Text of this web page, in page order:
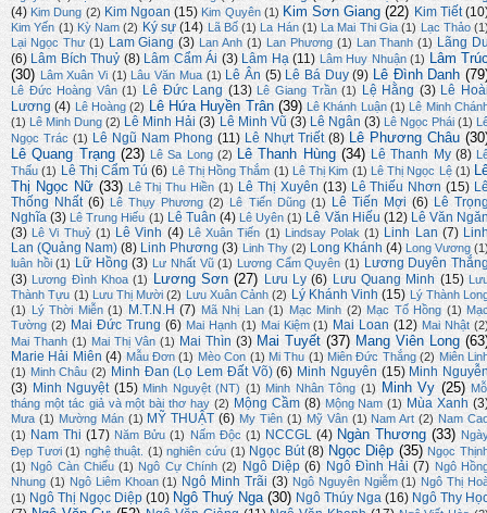
(4) Kim Dung (2) Kim Ngoan (15) Kim Quyên (1) Kim Sơn Giang (22) Kim Tiết
Kim Yến (1) Kỳ Nam (2) Ký sự (14) Lã Bố (1) La Hán (1) La Mai Thi Gia (1) Lạc Thảo
Lại Ngọc Thư (1) Lam Giang (3) Lan Anh (1) Lan Phương (1) Lan Thanh (1) Lãng
(6) Lâm Bích Thuỷ (8) Lâm Cẩm Ái (3) Lâm Hạ (11) Lâm Huy Nhuận (1) Lâm
(30) Lâm Xuân Vi (1) Lâu Văn Mua (1) Lê Ân (5) Lê Bá Duy (9) Lê Đình Danh
Lê Đức Hoàng Vân (1) Lê Đức Lang (13) Lê Giang Trần (1) Lệ Hằng (3) Lê
Lương (4) Lê Hoàng (2) Lê Hứa Huyền Trân (39) Lê Khánh Luận (1) Lê Minh
(1) Lê Minh Dung (2) Lê Minh Hải (3) Lê Minh Vũ (3) Lê Ngân (3) Lê Ngọc Phái (1)
Ngọc Trác (1) Lê Ngũ Nam Phong (11) Lê Nhựt Triết (8) Lê Phương Châu
Lê Quang Trạng (23) Lê Sa Long (2) Lê Thanh Hùng (34) Lê Thanh My (8)
Thấu (1) Lê Thị Cẩm Tú (6) Lê Thị Hồng Thắm (1) Lê Thị Kim (1) Lê Thị Ngọc Lệ (1)
Thị Ngọc Nữ (33) Lê Thị Thu Hiền (1) Lê Thị Xuyên (13) Lê Thiếu Nhơn (15)
Thống Nhất (6) Lê Thụy Phương (2) Lê Tiến Dũng (1) Lê Tiến Mợi (6) Lê
Nghĩa (3) Lê Trung Hiếu (1) Lê Tuân (4) Lê Uyên (1) Lê Văn Hiếu (12) Lê Văn
(3) Lê Vi Thuỷ (1) Lê Vinh (4) Lê Xuân Tiến (1) Lindsay Polak (1) Linh Lan (7)
Lan (Quảng Nam) (8) Linh Phương (3) Linh Thy (2) Long Khánh (4) Long Vương
luân hồi (1) Lữ Hồng (3) Lư Nhất Vũ (1) Lương Cẩm Quyên (1) Lương Duyên
(3) Lương Đình Khoa (1) Lương Sơn (27) Lưu Ly (6) Lưu Quang Minh (15)
Thành Tựu (1) Lưu Thị Mười (2) Lưu Xuân Cảnh (2) Lý Khánh Vinh (15) Lý Thành
(1)
Lý Thời Miễn (1) M.T.N.H (7) Mã Nhị Lan (1) Mạc Minh (2) Mạc Tố Hồng (1)
Tường (2) Mai Đức Trung (6) Mai Hạnh (1) Mai Kiệm (1) Mai Loan (12) Mai Nhật
Mai Thanh (1) Mai Thị Vân (1) Mai Thìn (3) Mai Tuyết (37) Mang Viên Long
Marie Hải Miên (4) Mẫu Đơn (1) Mèo Con (1) Mi Thu (1) Miên Đức Thắng (2) Miên
(1) Minh Châu (2) Minh Đan (Lọ Lem Đất Võ) (6) Minh Nguyên (15) Minh
(3) Minh Nguyệt (15) Minh Nguyệt (NT) (1) Minh Nhân Tông (1) Minh Vy (25)
tháng một tác giả và một bài thơ hay (2) Mộng Cầm (8) Mộng Nam (1) Mùa Xanh
Mưa (1) Mường Mán (1) MỸ THUẬT (6) My Tiên (1) Mỹ Vân (1) Nam Art (2) Nam
(1) Nam Thi (17) Năm Bửu (1) Nấm Độc (1) NCCGL (4) Ngàn Thương (33)
Đẹp Tươi (1) nghệ thuật. (1) nghiên cứu (1) Ngọc Bút (8) Ngọc Diệp (35) Ngọc
(1) Ngô Càn Chiểu (1) Ngô Cự Chính (2) Ngô Diệp (6) Ngô Đình Hải (7) Ngô
Nhung (1) Ngô Liêm Khoan (1) Ngô Minh Trãi (3) Ngô Nguyên Ngiễm (1) Ngô Thị
(1) Ngô Thị Ngọc Diệp (10) Ngô Thuý Nga (30) Ngô Thúy Nga (16) Ngô Thy